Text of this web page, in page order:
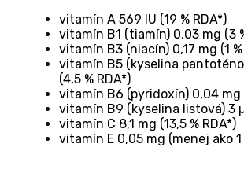
vitamín A 569 IU (19 % RDA*)
vitamín B1 (tiamín) 0,03 mg (3
vitamín B3 (niacín) 0,17 mg (1 %
vitamín B5 (kyselina
(4,5 % RDA*)
vitamín B6 (pyridoxín) 0,04 mg
vitamín B9 (kyselina listová) 3
vitamín C 8,1 mg (13,5 % RDA*)
vitamín E 0,05 mg (menej ako 1